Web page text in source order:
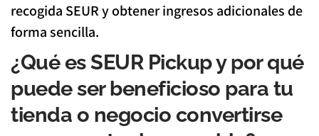
recogida SEUR y obtener ingresos adicionales de
forma sencilla.
¿Qué es SEUR Pickup y por qué
puede ser beneficioso para tu
tienda o negocio convertirse